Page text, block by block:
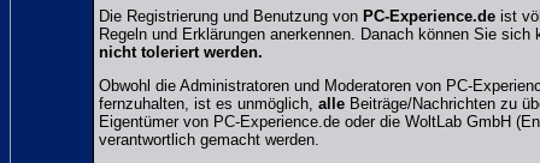
Die Registrierung und Benutzung von PC-Experience.de ist
Regeln und Erklärungen anerkennen. Danach können Sie
nicht toleriert werden.
Obwohl die Administratoren und Moderatoren von PC-
fernzuhalten, ist es unmöglich, alle Beiträge/Nachrichten zu
Eigentümer von PC-Experience.de oder die WoltLab GmbH
verantwortlich gemacht werden.